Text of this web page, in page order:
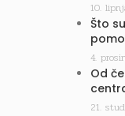
10.
Što
4.
Od
21.